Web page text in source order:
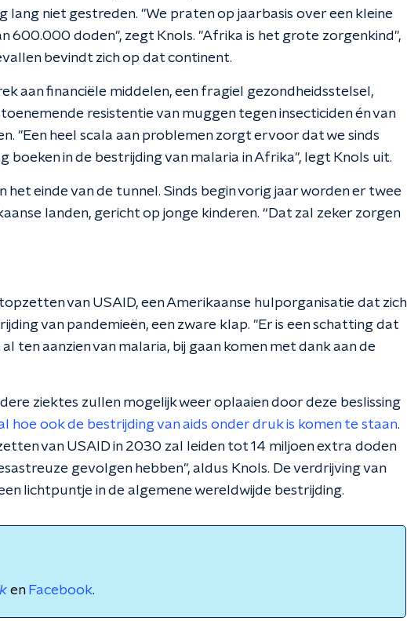
lang niet gestreden. "We praten op jaarbasis over een kleine
600.000 doden", zegt Knols. "Afrika is het grote zorgenkind",
bevindt zich op dat continent.
aan financiële middelen, een fragiel gezondheidsstelsel,
resistentie van muggen tegen insecticiden én van
"Een heel scala aan problemen zorgt ervoor dat we sinds
boeken in de bestrijding van malaria in Afrika", legt Knols uit.
het einde van de tunnel. Sinds begin vorig jaar worden er twee
landen, gericht op jonge kinderen. “Dat zal zeker zorgen
van USAID, een Amerikaanse hulporganisatie dat zich
van pandemieën, een zware klap. "Er is een schatting dat
ten aanzien van malaria, bij gaan komen met dank aan de
ziektes zullen mogelijk weer oplaaien door deze beslissing
hoe ook de bestrijding van aids onder druk is komen te staan.
van USAID in 2030 zal leiden tot 14 miljoen extra doden
gevolgen hebben", aldus Knols. De verdrijving van
lichtpuntje in de algemene wereldwijde bestrijding.
en Facebook.